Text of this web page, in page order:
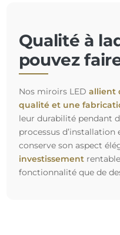
Qualité à
pouvez
Nos miroirs LED allient
qualité et une
leur durabilité pendant
processus
conserve son aspect
investissement
fonctionnalité que de